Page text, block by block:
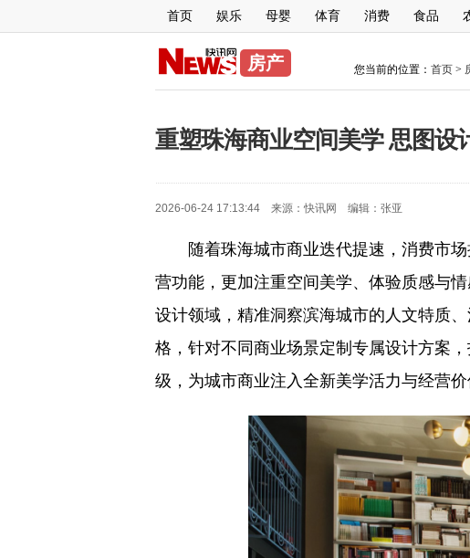
首页 娱乐 母婴 体育 消费 食品
房产 您当前的位置： 首页>
重塑珠海商业空间美学 思图设
2026-06-24 17:13:44 来源：快讯网 编辑： 张亚
随着珠海城市商业迭代提速，消费市
营功能，更加注重空间美学、体验质感与
设计领域，精准洞察滨海城市的人文特质
格，针对不同商业场景定制专属设计方案
级，为城市商业注入全新美学活力与经营价